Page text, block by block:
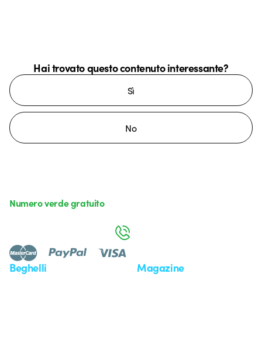
Hai trovato questo contenuto interessante?
Sì
No
Beghelli Magazine
Numero verde gratuito